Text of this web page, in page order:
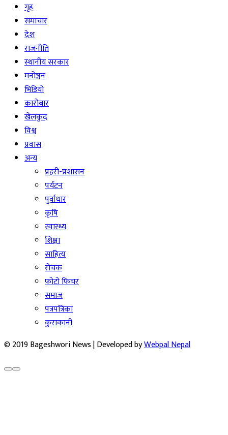
गृह
समाचार
देश
राजनीति
स्थानीय सरकार
मनोञ्जन
भिडियो
कारोबार
खेलकुद
विश्व
प्रवास
अन्य
प्रहरी-प्रशासन
पर्यटन
पुर्वाधार
कृषि
स्वास्थ्य
शिक्षा
साहित्य
रोचक
फोटो फिचर
समाज
पत्रपत्रिका
कुराकानी
© 2019 Bageshwori News | Developed byWebpal Nepal